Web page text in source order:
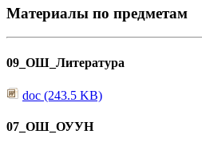
Материалы по предметам
09_ОШ_Литература
doc (243.5 KB)
07_ОШ_ОУУН